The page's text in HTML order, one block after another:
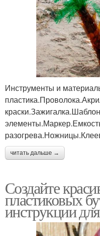
Инструменты и
читать дальше →
Создайте
пластиковых
инструкции